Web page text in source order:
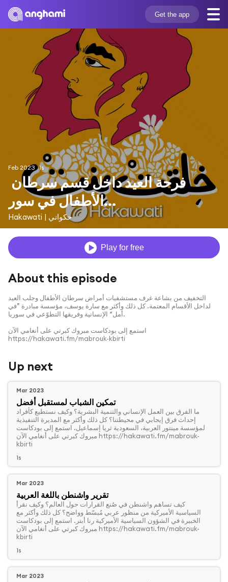
Get the app
Feb 2023 1s
الأطفال في سور...
Hakawati | حكواتي
Play for free
About this episode
التخفيف من بشاعة غرف مستشفيات أمراض سرطان الأطفال وجلب العيد
لداخل الأقسام المعتمة. كل ذلك وأكثر مع سارة يوسف، مؤسسة مبادرة ”في
أمل“ الإنسانية وفريقها التطوّعي في سوريا.
استمع إلى بودكاست مبروك كبرتي على أنغامي الآن
https://hakawati.fm/mabrouk-kbirti
Up next
Mar 2023
تمكين الشباب لمستقبل أفضل
‏ما الفرق بين العمل الإنساني والتنمية البشرية؟ وكيف نستطيع كأفراد
إحداث فرق إيجابي في محيطتنا؟ كل ذلك وأكثر مع المديرة التنفيذية
لمؤسسة مينتور العربية، السعودية ثريا إسماعيل. استمع إلى بودكاست
مبروك كبرتي على أنغامي الآن https://hakawati.fm/mabrouk-
kbirti
1s
Mar 2023
تقرير واشنطن باللغة العربية
‏كيف تساهم واشنطن في صُنع القرارات حول العالم؟ وكيف نقرأ
السياسية الأميركية من منظور عربي مُبسّط وواضح؟ كل ذلك وأكثر مع
الخبيرة في الشؤون السياسية الأميركية رنا أبتر. استمع إلى بودكاست
مبروك كبرتي على أنغامي الآن https://hakawati.fm/mabrouk-
kbirti
1s
Mar 2023